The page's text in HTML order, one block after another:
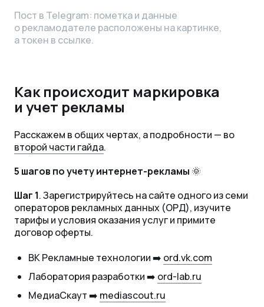
Пост в Telegram: пометка и данные
о рекламодателе расположены на картинке,
а токен в ссылке.
Как происходит маркировка
и учет рекламы
Расскажем в общих чертах, а подробности — во
второй части гайда.
5 шагов по учету интернет-рекламы 🌞
Шаг 1. Зарегистрируйтесь на сайте одного из семи
операторов рекламных данных (ОРД), изучите
тарифы и условия оказания услуг и примите
договор оферты.
ВК Рекламные технологии ➡️ ord.vk.com
Лаборатория разработки ➡️ ord-lab.ru
МедиаСкаут ➡️ mediascout.ru